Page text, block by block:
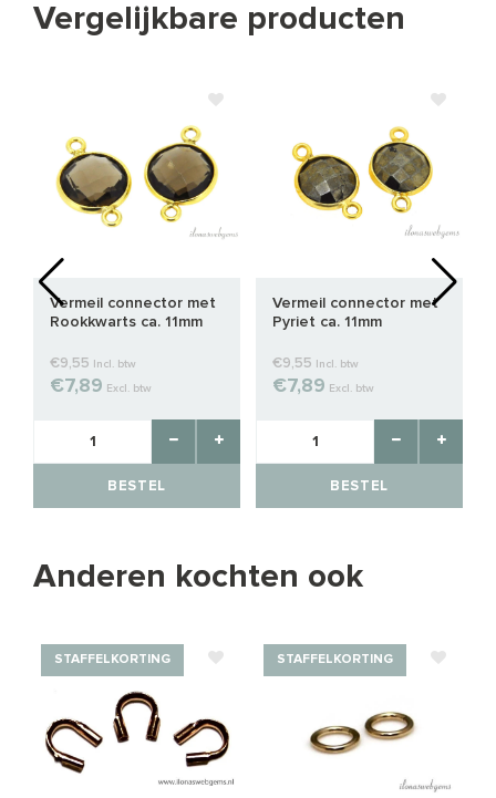
Vergelijkbare producten
Vermeil connector met
Rookkwarts ca. 11mm
€9,55 Incl. btw
€7,89 Excl. btw
BESTEL
Vermeil connector met
Pyriet ca. 11mm
€9,55 Incl. btw
€7,89 Excl. btw
BESTEL
Anderen kochten ook
STAFFELKORTING STAFFELKORTING